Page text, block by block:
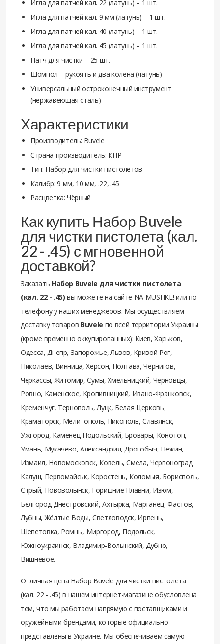
Игла для патчей кал. 22 (латунь) – 1 шт.
Игла для патчей кал. 9 мм (латунь) – 1 шт.
Игла для патчей кал. 40 (латунь) – 1 шт.
Игла для патчей кал. 45 (латунь) – 1 шт.
Патч для чистки – 25 шт.
Шомпол – рукоять и два колена (латунь)
Универсальный остроконечный инструмент
(нержавеющая сталь)
Характеристики
Производитель: Buvele
Страна-производитель: КНР
Тип: Набор для чистки пистолетов
Калибр: 9 мм, 10 мм, .22, .45
Расцветка: Чёрный
Как купить Набор Buvele
для чистки пистолета (кал.
22 - .45) с мгновенной
доставкой?
Заказать Набор Buvele для чистки пистолета
(кал. 22 - .45) вы можете на сайте NA MUSHKE! или по
телефону у наших менеджеров. Мы осуществляем
доставку товаров Buvele по всей территории Украины
(кроме временно оккупированных): Киев, Харьков,
Одесса, Днепр, Запорожье, Львов, Кривой Рог,
Николаев, Винница, Херсон, Полтава, Чернигов,
Черкассы, Житомир, Сумы, Хмельницкий, Черновцы,
Ровно, Каменское, Кропивницкий, Ивано-Франковск,
Кременчуг, Тернополь, Луцк, Белая Церковь,
Краматорск, Мелитополь, Никополь, Славянск,
Ужгород, Каменец-Подольский, Бровары, Конотоп,
Умань, Мукачево, Александрия, Дрогобыч, Нежин,
Измаил, Новомосковск, Ковель, Смела, Червоноград,
Калуш, Первомайськ, Коростень, Коломыя, Борисполь,
Стрый, Нововолынск, Горишние Плавни, Изюм,
Белгород-Днестровский, Ахтырка, Марганец, Фастов,
Лубны, Жёлтые Воды, Светловодск, Ирпень,
Шепетовка, Ромны, Миргород, Подольск,
Южноукраинск, Владимир-Волынский, Дубно,
Вишнёвое.
Отличная цена Набор Buvele для чистки пистолета
(кал. 22 - .45) в нашем интернет-магазине обусловлена
тем, что мы работаем напрямую с поставщиками и
оружейными брендами, которые официально
представлены в Украине. Мы обеспечиваем самую